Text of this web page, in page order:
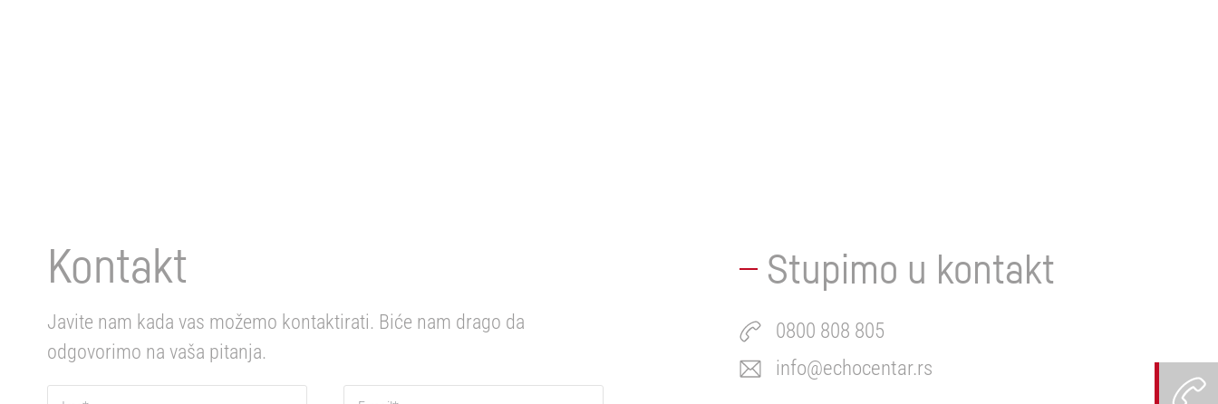
Kontakt
Javite nam kada vas možemo kontaktirati. Biće nam drago da
odgovorimo na vaša pitanja.
Stupimo u kontakt
0800 808 805
info@echocentar.rs